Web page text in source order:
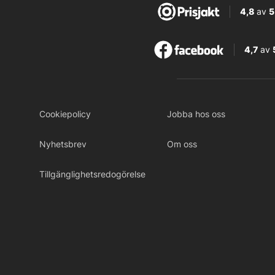
4,8 av5
4,7av
Cookiepolicy Jobba hos oss
Nyhetsbrev Om oss
Tillgänglighetsredogörelse